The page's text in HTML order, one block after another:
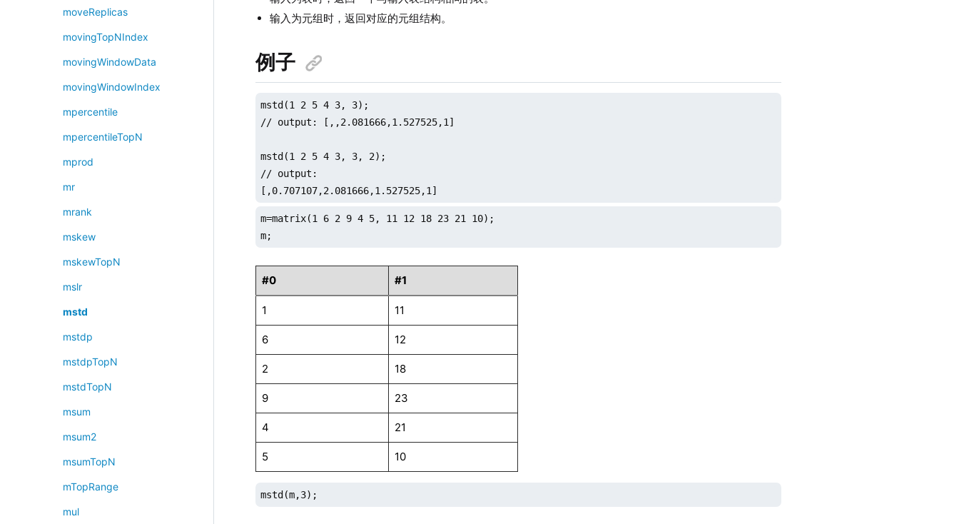
moveReplicas
movingTopNIndex
movingWindowData
movingWindowIndex
mpercentile
mpercentileTopN
mprod
mr
mrank
mskew
mskewTopN
mslr
mstd
mstdp
mstdpTopN
mstdTopN
msum
msum2
msumTopN
mTopRange
mul
输入为元组时，返回对应的元组结构。
例子
mstd(1 2 5 4 3, 3);
// output: [,,2.081666,1.527525,1]
mstd(1 2 5 4 3, 3, 2);
// output:
[,0.707107,2.081666,1.527525,1]
m=matrix(1 6 2 9 4 5, 11 12 18 23 21 10);
m;
#0 #1
1 11
6 12
2 18
9 23
4 21
5 10
mstd(m,3);